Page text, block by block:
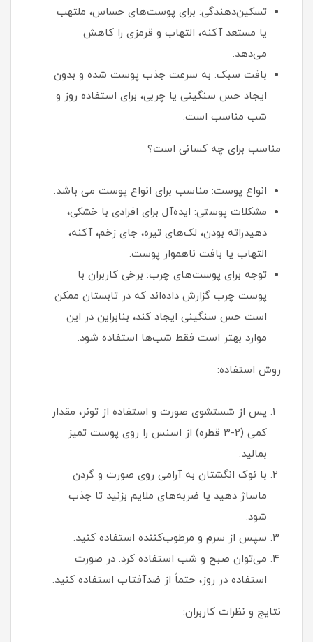
تسکین‌دهندگی: برای پوست‌های حساس، ملتهب
یا مستعد آکنه، التهاب و قرمزی را کاهش
می‌دهد.
بافت سبک: به سرعت جذب پوست شده و بدون
ایجاد حس سنگینی یا چربی، برای استفاده روز و
شب مناسب است.
مناسب برای چه کسانی است؟
انواع پوست: مناسب برای انواع پوست می باشد.
مشکلات پوستی: ایده‌آل برای افرادی با خشکی،
دهیدراته بودن، لک‌های تیره، جای زخم، آکنه،
التهاب یا بافت ناهموار پوست.
توجه برای پوست‌های چرب: برخی کاربران با
پوست چرب گزارش داده‌اند که در تابستان ممکن
است حس سنگینی ایجاد کند، بنابراین در این
موارد بهتر است فقط شب‌ها استفاده شود.
روش استفاده:
پس از شستشوی صورت و استفاده از تونر، مقدار
کمی (2-3 قطره) از اسنس را روی پوست تمیز
بمالید.
با نوک انگشتان به آرامی روی صورت و گردن
ماساژ دهید یا ضربه‌های ملایم بزنید تا جذب
شود.
سپس از سرم و مرطوب‌کننده استفاده کنید.
می‌توان صبح و شب استفاده کرد. در صورت
استفاده در روز، حتماً از ضدآفتاب استفاده کنید.
نتایج و نظرات کاربران: